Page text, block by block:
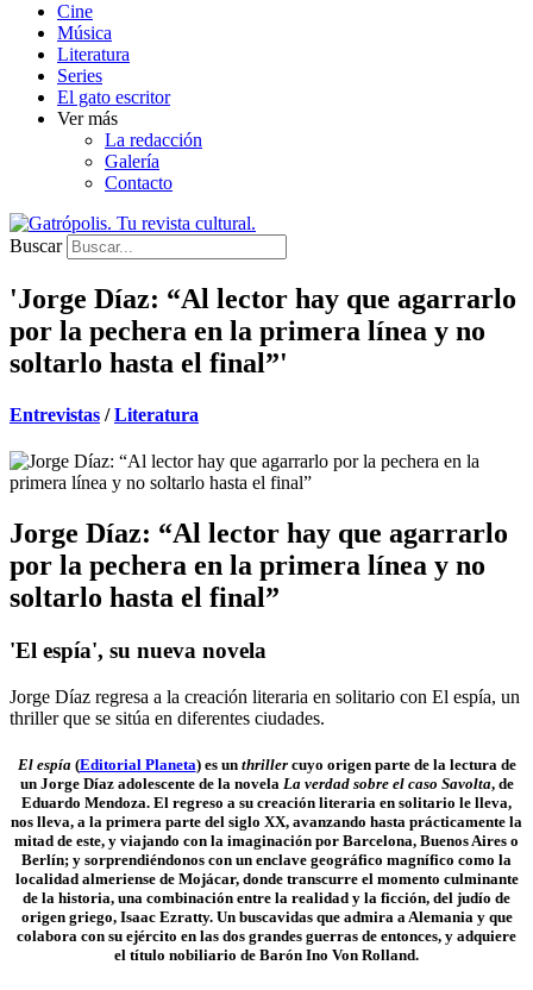
Cine
Música
Literatura
Series
El gato escritor
Ver más
La redacción
Galería
Contacto
Buscar
'Jorge Díaz: “Al lector hay que agarrarlo
por la pechera en la primera línea y no
soltarlo hasta el final”'
Entrevistas /Literatura
Jorge Díaz: “Al lector hay que agarrarlo
por la pechera en la primera línea y no
soltarlo hasta el final”
'El espía', su nueva novela
Jorge Díaz regresa a la creación literaria en solitario con El espía, un
thriller que se sitúa en diferentes ciudades.
El espía(Editorial Planeta) es un thrillercuyo origen parte de la lectura de
un Jorge Díaz adolescente de la novela La verdad sobre el caso Savolta, de
Eduardo Mendoza. El regreso a su creación literaria en solitario le lleva,
nos lleva, a la primera parte del siglo XX, avanzando hasta prácticamente la
mitad de este, y viajando con la imaginación por Barcelona, Buenos Aires o
Berlín; y sorprendiéndonos con un enclave geográfico magnífico como la
localidad almeriense de Mojácar, donde transcurre el momento culminante
de la historia, una combinación entre la realidad y la ficción, del judío de
origen griego, Isaac Ezratty. Un buscavidas que admira a Alemania y que
colabora con su ejército en las dos grandes guerras de entonces, y adquiere
el título nobiliario de Barón Ino Von Rolland.